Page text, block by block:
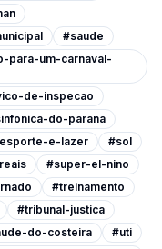
#saude
para-um-carnaval-
de-inspecao
do-parana
e-lazer
#sol
#super-el-nino
#treinamento
#tribunal-justica
do-costeira
#uti